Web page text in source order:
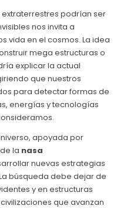
extraterrestres podrían ser
nos invita a
vida en el cosmos. La idea
mega estructuras o
explicar la actual
que nuestros
para detectar formas de
energías y tecnologías
apoyada por
la nasa
nuevas estrategias
búsqueda debe dejar de
y en estructuras
que avanzan